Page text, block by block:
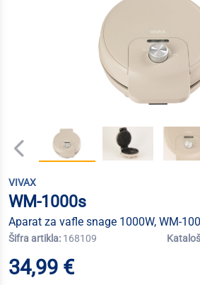
VIVAX
WM-1000s
Aparat za vafle snage 1000W, WM-
Šifra artikla: 168109
34,99 €